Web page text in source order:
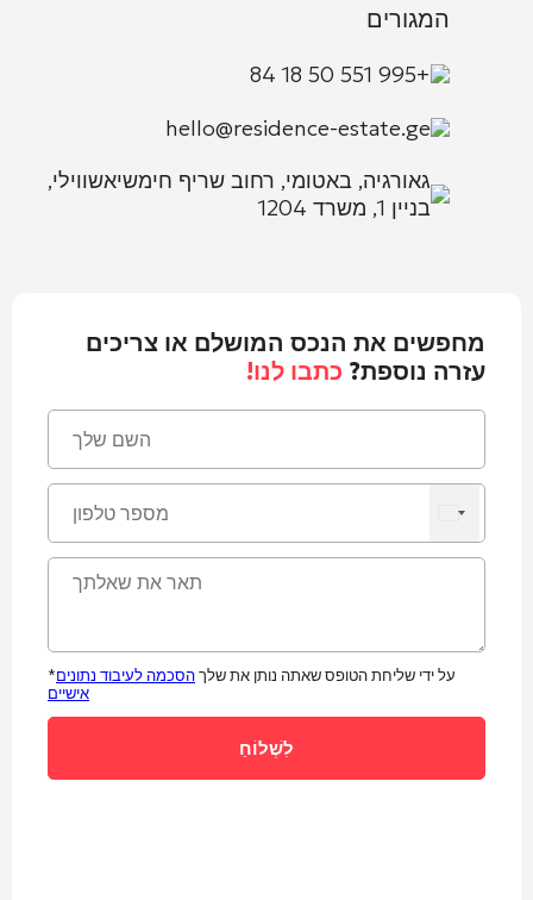
המגורים
+995 551 50 18 84
hello@residence-estate.ge
גאורגיה, באטומי, רחוב שריף חימשיאשווילי,
בניין 1, משרד 1204
מחפשים את הנכס המושלם או צריכים
עזרה נוספת? כתבו לנו!
*על ידי שליחת הטופס שאתה נותן את שלךהסכמה לעיבוד נתונים
אישיים